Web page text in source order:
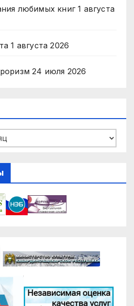
любимых книг 1 августа
1 августа 2026
24 июля 2026